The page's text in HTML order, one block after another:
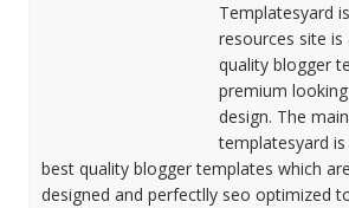
Templatesyard
resources site
quality blogger
premium
design. The
templatesyard
best quality blogger templates which
designed and perfectlly seo optimized